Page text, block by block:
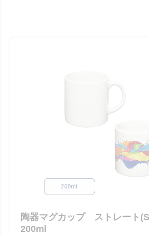
陶器マグカップ ストレー
200ml